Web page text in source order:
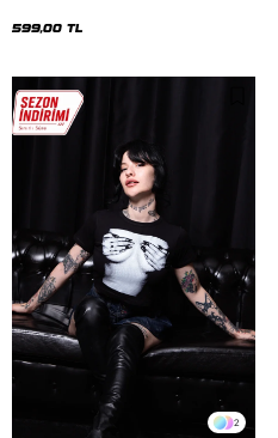
599,00 TL
2